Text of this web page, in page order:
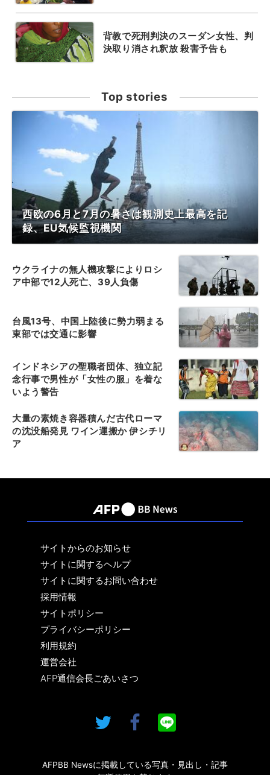
背教で死刑判決のスーダン女性、判
決取り消され釈放 殺害予告も
Top stories
西欧の6月と7月の暑さは観測史上最高を記
録、EU気候監視機関
ウクライナの無人機攻撃によりロシ
ア中部で12人死亡、39人負傷
台風13号、中国上陸後に勢力弱まる
東部では交通に影響
インドネシアの聖職者団体、独立記
念行事で男性が「女性の服」を着な
いよう警告
大量の素焼き容器積んだ古代ローマ
の沈没船発見 ワイン運搬か 伊シチリ
ア
サイトからのお知らせ
サイトに関するヘルプ
サイトに関するお問い合わせ
採用情報
サイトポリシー
プライバシーポリシー
利用規約
運営会社
AFP通信会長ごあいさつ
AFPBB Newsに掲載している写真・見出し・記事